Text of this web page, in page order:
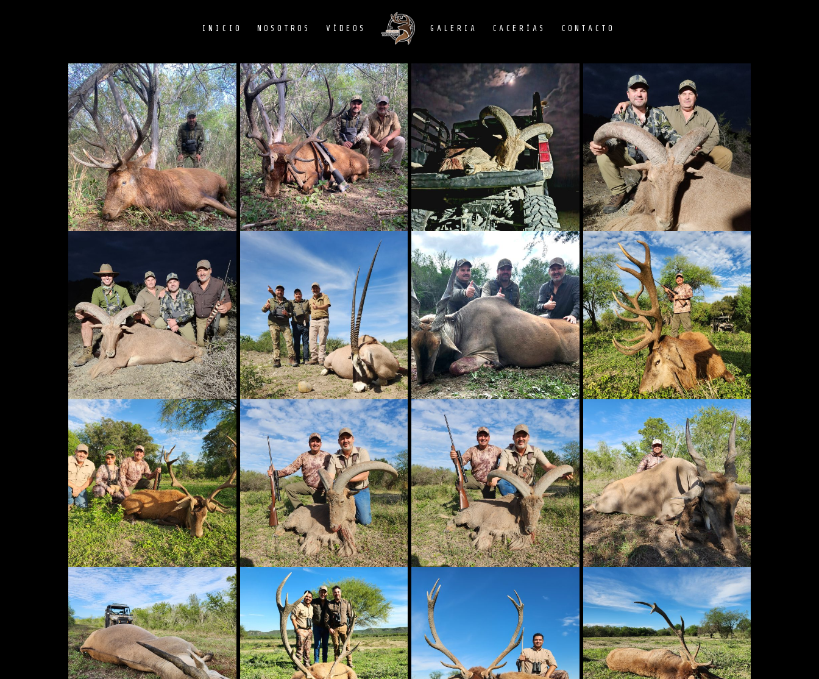
INICIO NOSOTROS VÍDEOS GALERIA CACERÍAS CONTACTO